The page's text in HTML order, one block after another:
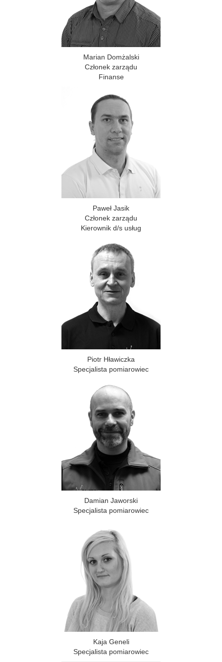
Marian Domżalski
Członek zarządu
Finanse
Paweł Jasik
Członek zarządu
Kierownik d/s usług
Piotr Hławiczka
Specjalista pomiarowiec
Damian Jaworski
Specjalista pomiarowiec
Kaja Geneli
Specjalista pomiarowiec